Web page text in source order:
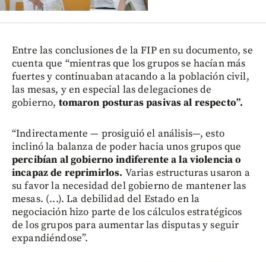
Entre las conclusiones de la FIP en su documento, se
cuenta que “mientras que los grupos se hacían más
fuertes y continuaban atacando a la población civil,
las mesas, y en especial las delegaciones de
gobierno, tomaron posturas pasivas al respecto”.
“Indirectamente — prosiguió el análisis—, esto
inclinó la balanza de poder hacia unos grupos que
percibían al gobierno indiferente a la violencia o
incapaz de reprimirlos. Varias estructuras usaron a
su favor la necesidad del gobierno de mantener las
mesas. (...). La debilidad del Estado en la
negociación hizo parte de los cálculos estratégicos
de los grupos para aumentar las disputas y seguir
expandiéndose”.